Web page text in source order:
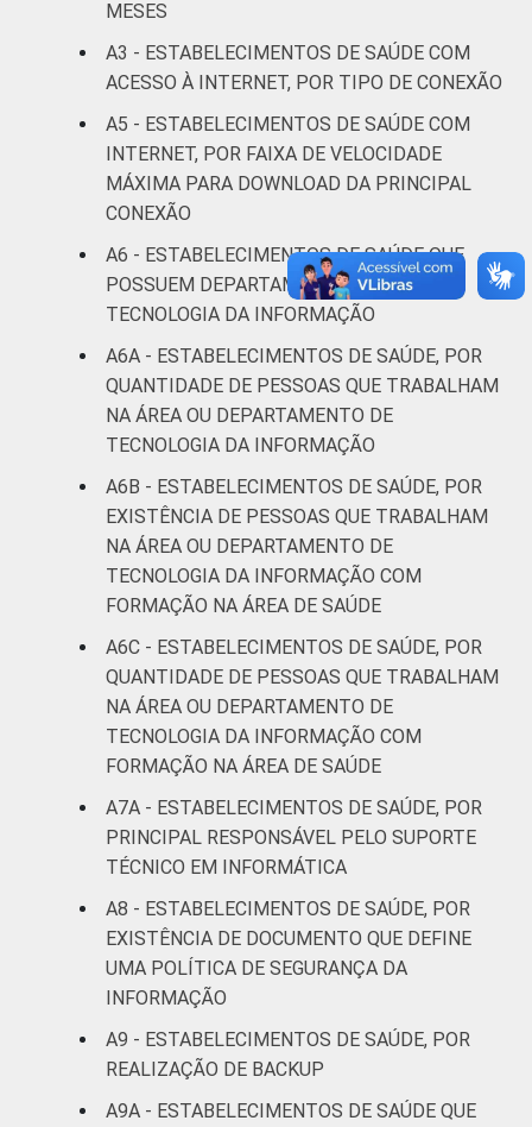
Estudos para o Desenvolvimento da
Sociedade da Informação (Cetic.br),
Pesquisa sobre o uso das tecnologias de
informação e comunicação nos
estabelecimentos de saúde brasileiros - TIC
Saúde 2017.
MESES
A3 - ESTABELECIMENTOS DE SAÚDE COM
ACESSO À INTERNET, POR TIPO DE CONEXÃO
A5 - ESTABELECIMENTOS DE SAÚDE COM
INTERNET, POR FAIXA DE VELOCIDADE
MÁXIMA PARA DOWNLOAD DA PRINCIPAL
CONEXÃO
A6 - ESTABELECIMENTOS DE SAÚDE QUE
POSSUEM DEPARTAMENTO OU ÁREA DE
TECNOLOGIA DA INFORMAÇÃO
A6A - ESTABELECIMENTOS DE SAÚDE, POR
QUANTIDADE DE PESSOAS QUE TRABALHAM
NA ÁREA OU DEPARTAMENTO DE
TECNOLOGIA DA INFORMAÇÃO
A6B - ESTABELECIMENTOS DE SAÚDE, POR
EXISTÊNCIA DE PESSOAS QUE TRABALHAM
NA ÁREA OU DEPARTAMENTO DE
TECNOLOGIA DA INFORMAÇÃO COM
FORMAÇÃO NA ÁREA DE SAÚDE
A6C - ESTABELECIMENTOS DE SAÚDE, POR
QUANTIDADE DE PESSOAS QUE TRABALHAM
NA ÁREA OU DEPARTAMENTO DE
TECNOLOGIA DA INFORMAÇÃO COM
FORMAÇÃO NA ÁREA DE SAÚDE
A7A - ESTABELECIMENTOS DE SAÚDE, POR
PRINCIPAL RESPONSÁVEL PELO SUPORTE
TÉCNICO EM INFORMÁTICA
A8 - ESTABELECIMENTOS DE SAÚDE, POR
EXISTÊNCIA DE DOCUMENTO QUE DEFINE
UMA POLÍTICA DE SEGURANÇA DA
INFORMAÇÃO
A9 - ESTABELECIMENTOS DE SAÚDE, POR
REALIZAÇÃO DE BACKUP
A9A - ESTABELECIMENTOS DE SAÚDE QUE